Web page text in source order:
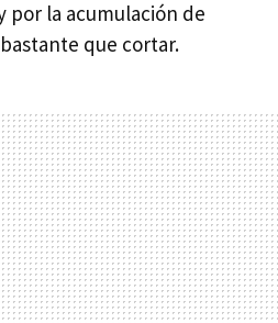
por la acumulación de
que cortar.